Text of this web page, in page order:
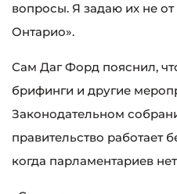
вопросы. Я задаю их не
Онтарио».
Сам Даг Форд пояснил,
брифинги и другие
Законодательном
правительство работает
когда парламентариев